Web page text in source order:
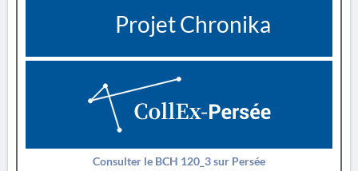
Projet Chronika
Consulter le BCH 120_3 sur Persée